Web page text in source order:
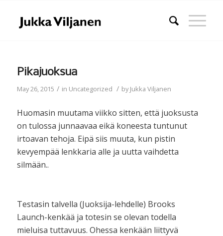
Pikajuoksua
May 26, 2015 / in Uncategorized / byJukka Viljanen
Huomasin muutama viikko sitten, että juoksusta
on tulossa junnaavaa eikä koneesta tuntunut
irtoavan tehoja. Eipä siis muuta, kun pistin
kevyempää lenkkaria alle ja uutta vaihdetta
silmään..
Testasin talvella (Juoksija-lehdelle) Brooks
Launch-kenkää ja totesin se olevan todella
mieluisa tuttavuus. Ohessa kenkään liittyvä